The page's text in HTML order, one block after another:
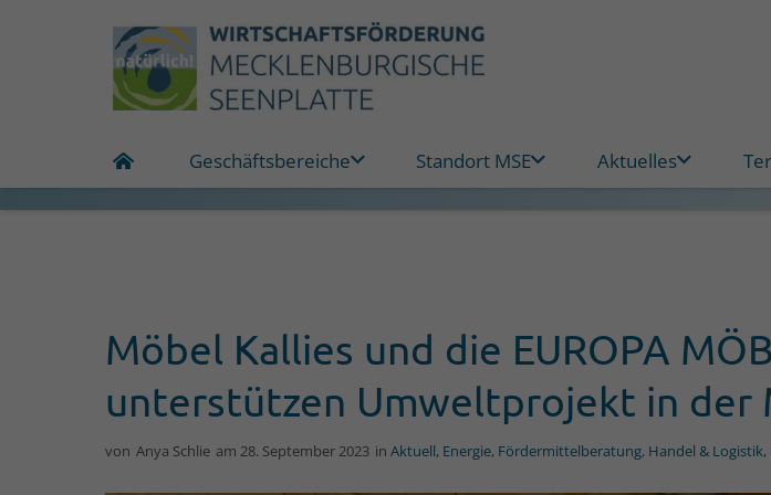
Geschäftsbereiche Standort MSE Aktuelles
Möbel Kallies und die EUROPA
unterstützen Umweltprojekt in der
von Anya Schlie am 28. September 2023 in Aktuell, Energie, Fördermittelberatung, Handel & Logistik,